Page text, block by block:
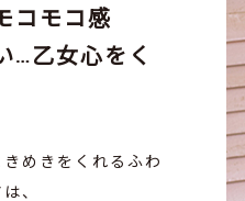
コモコ感
…乙女心をく
めきをくれるふわ
、